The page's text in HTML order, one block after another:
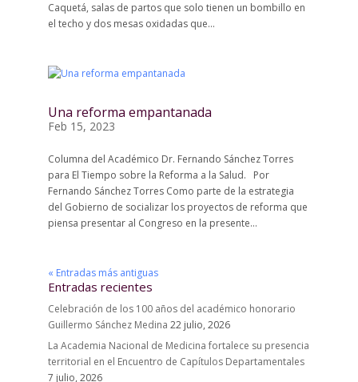
Caquetá, salas de partos que solo tienen un bombillo en
el techo y dos mesas oxidadas que...
Una reforma empantanada
Feb 15, 2023
Columna del Académico Dr. Fernando Sánchez Torres
para El Tiempo sobre la Reforma a la Salud. Por
Fernando Sánchez Torres Como parte de la estrategia
del Gobierno de socializar los proyectos de reforma que
piensa presentar al Congreso en la presente...
« Entradas más antiguas
Entradas recientes
Celebración de los 100 años del académico honorario
Guillermo Sánchez Medina 22 julio, 2026
La Academia Nacional de Medicina fortalece su presencia
territorial en el Encuentro de Capítulos Departamentales
7 julio, 2026